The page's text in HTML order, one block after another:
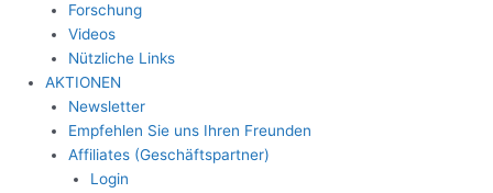
Forschung
Videos
Nützliche Links
AKTIONEN
Newsletter
Empfehlen Sie uns Ihren Freunden
Affiliates (Geschäftspartner)
Login